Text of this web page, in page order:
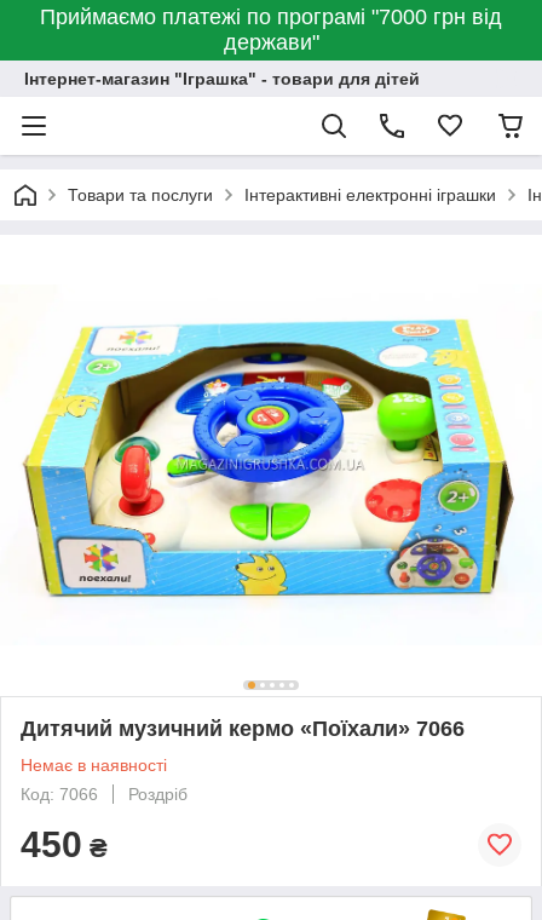
Приймаємо платежі по програмі "7000 грн від
держави"
Інтернет-магазин "Іграшка" - товари для дітей
Товари та послуги Інтерактивні електронні іграшки
Дитячий музичний кермо «Поїхали» 7066
Немає в наявності
Код: 7066
Роздріб
450 ₴